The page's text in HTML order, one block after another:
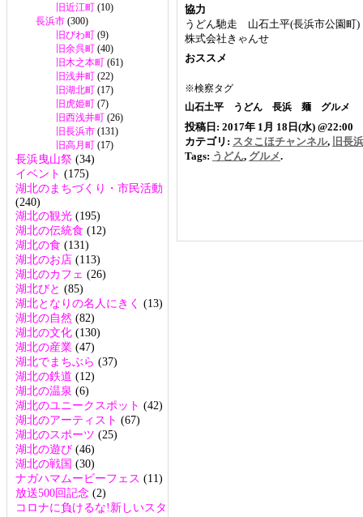
旧近江町 (10)
長浜市 (300)
旧びわ町 (9)
旧余呉町 (40)
旧木之本町 (61)
旧浅井町 (22)
旧湖北町 (17)
旧虎姫町 (7)
旧西浅井町 (26)
旧長浜市 (131)
旧高月町 (17)
長浜曳山祭 (34)
イベント (175)
湖北のまちづくり・市民活動
(240)
湖北の観光 (195)
湖北の伝統食 (12)
湖北の食 (131)
湖北のお店 (113)
湖北のカフェ (26)
湖北びと (85)
湖北となりの名人にきく (13)
湖北の自然 (82)
湖北の文化 (130)
湖北の産業 (47)
湖北でまちぶら (37)
湖北の鉄道 (12)
湖北の温泉 (6)
湖北のユニークスポット (42)
湖北のアーティスト (67)
湖北のスポーツ (25)
湖北の遊び (46)
湖北の戦国 (30)
ナガハマムービーフェス (11)
放送500回記念 (2)
コロナに負けるな!新しいスタ
協力
うどん馳走 山石土平(長浜市公園町)
株式会社きゃんせ
おススメ
※検察タグ
山石土平 うどん 長浜 麺 グルメ
投稿日: 2017年 1月 18日(水) @22:00
カテゴリ: スタこほチャンネル, 旧長
Tags: うどん, グルメ.